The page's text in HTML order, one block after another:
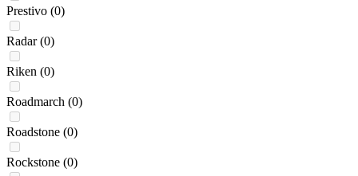
Prestivo (0)
Radar (0)
Riken (0)
Roadmarch (0)
Roadstone (0)
Rockstone (0)